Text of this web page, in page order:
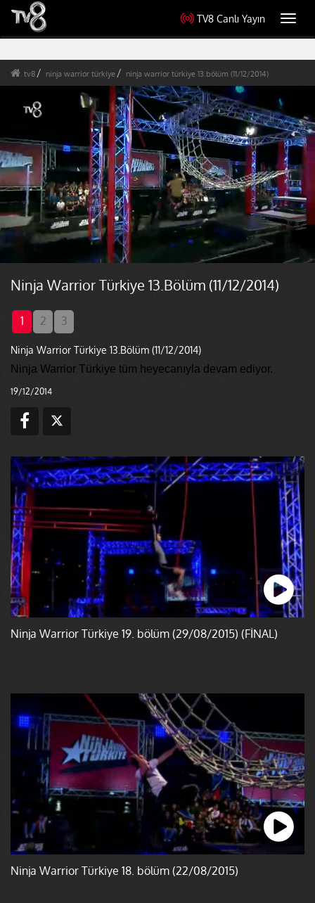
TV8 Canlı Yayın
tv8 ninja warrior türkiye ninja warrior türkiye 13.bölüm (11/12/2014)
Ninja Warrior Türkiye 13.Bölüm (11/12/2014)
1 2 3
Ninja Warrior Türkiye 13.Bölüm (11/12/2014)
Ninja Warrior Türkiye tüm heyecanıyla devam ediyor.
19/12/2014
Ninja Warrior Türkiye 19. bölüm (29/08/2015) (FİNAL)
Ninja Warrior Türkiye 18. bölüm (22/08/2015)